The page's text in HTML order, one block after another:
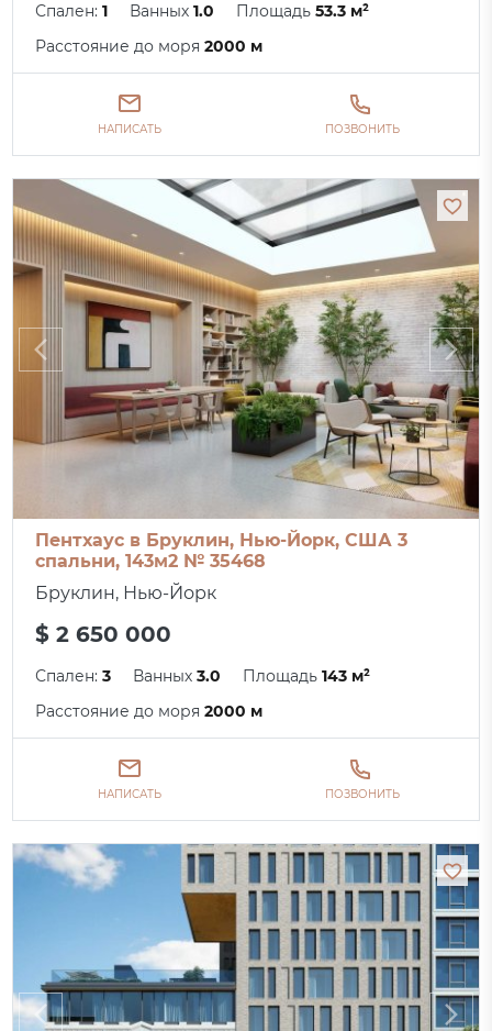
Спален:1 Ванных1.0 Площадь53.3 м²
Расстояние до моря2000 м
НАПИСАТЬ ПОЗВОНИТЬ
Пентхаус в Бруклин, Нью-Йорк, США 3
спальни, 143м2 № 35468
Бруклин, Нью-Йорк
$ 2 650 000
Спален:3 Ванных3.0 Площадь143 м²
Расстояние до моря2000 м
НАПИСАТЬ ПОЗВОНИТЬ